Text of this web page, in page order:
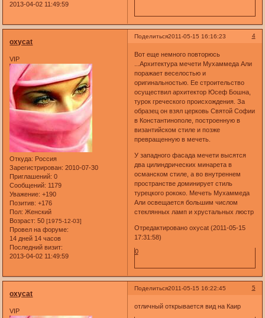
2013-04-02 11:49:59
Поделиться 4
2011-05-15 16:16:23
oxycat
VIP
Откуда: Россия
Зарегистрирован: 2010-07-30
Приглашений: 0
Сообщений: 1179
Уважение: +190
Позитив: +176
Пол: Женский
Возраст: 50[1975-12-03]
Провел на форуме:
14 дней 14 часов
Последний визит:
2013-04-02 11:49:59
Вот еще немного повторюсь
...Архитектура мечети Мухаммеда Али
поражает веселостью и
оригинальностью. Ее строительство
осуществил архитектор Юсеф Бошна,
турок греческого происхождения. За
образец он взял церковь Святой Софии
в Константинополе, построенную в
византийском стиле и позже
превращенную в мечеть.
У западного фасада мечети высятся
два цилиндрических минарета в
османском стиле, а во внутреннем
пространстве доминирует стиль
турецкого рококо. Мечеть Мухаммеда
Али освещается большим числом
стеклянных ламп и хрустальных люстр
Отредактировано oxycat (2011-05-15
17:31:58)
0
Поделиться 5
2011-05-15 16:22:45
oxycat
VIP
отличный открывается вид на Каир